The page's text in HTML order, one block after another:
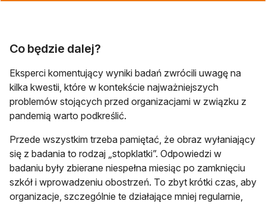
Co będzie dalej?
Eksperci komentujący wyniki badań zwrócili uwagę na
kilka kwestii, które w kontekście najważniejszych
problemów stojących przed organizacjami w związku z
pandemią warto podkreślić.
Przede wszystkim trzeba pamiętać, że obraz wyłaniający
się z badania to rodzaj „stopklatki”. Odpowiedzi w
badaniu były zbierane niespełna miesiąc po zamknięciu
szkół i wprowadzeniu obostrzeń. To zbyt krótki czas, aby
organizacje, szczególnie te działające mniej regularnie,